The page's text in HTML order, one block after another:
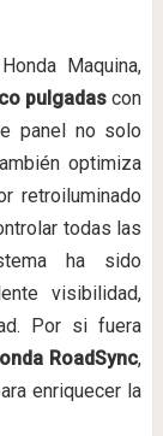
Maquina,
pulgadas con
panel no solo
optimiza
retroiluminado
todas las
ha sido
visibilidad,
Por si fuera
RoadSync,
enriquecer la